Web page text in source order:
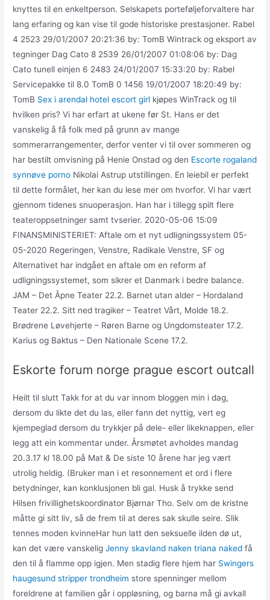
knyttes til en enkeltperson. Selskapets porteføljeforvaltere har
lang erfaring og kan vise til gode historiske prestasjoner. Rabel
4 2523 29/01/2007 20:21:36 by: TomB Wintrack og eksport av
tegninger Dag Cato 8 2539 26/01/2007 01:08:06 by: Dag
Cato tunell einjen 6 2483 24/01/2007 15:33:20 by: Rabel
Servicepakke til 8.0 TomB 0 1456 19/01/2007 18:20:49 by:
TomB Sex i arendal hotel escort girl kjøpes WinTrack og til
hvilken pris? Vi har erfart at ukene før St. Hans er det
vanskelig å få folk med på grunn av mange
sommerarrangementer, derfor venter vi til over sommeren og
har bestilt omvisning på Henie Onstad og den Escorte rogaland
synnøve porno Nikolai Astrup utstillingen. En leiebil er perfekt
til dette formålet, her kan du lese mer om hvorfor. Vi har vært
gjennom tidenes snuoperasjon. Han har i tillegg spilt flere
teateroppsetninger samt tvserier. 2020-05-06 15:09
FINANSMINISTERIET: Aftale om et nyt udligningssystem 05-
05-2020 Regeringen, Venstre, Radikale Venstre, SF og
Alternativet har indgået en aftale om en reform af
udligningssystemet, som sikrer et Danmark i bedre balance.
JAM – Det Åpne Teater 22.2. Barnet utan alder – Hordaland
Teater 22.2. Sitt ned tragiker – Teatret Vårt, Molde 18.2.
Brødrene Løvehjerte – Røren Barne og Ungdomsteater 17.2.
Karius og Baktus – Den Nationale Scene 17.2.
Eskorte forum norge prague escort outcall
Heilt til slutt Takk for at du var innom bloggen min i dag,
dersom du likte det du las, eller fann det nyttig, vert eg
kjempeglad dersom du trykkjer på dele- eller likeknappen, eller
legg att ein kommentar under. Årsmøtet avholdes mandag
20.3.17 kl 18.00 på Mat & De siste 10 årene har jeg vært
utrolig heldig. (Bruker man i et resonnement et ord i flere
betydninger, kan konklusjonen bli gal. Husk å trykke send
Hilsen frivillighetskoordinator Bjørnar Tho. Selv om de kristne
måtte gi sitt liv, så de frem til at deres sak skulle seire. Slik
tennes moden kvinneHar hun latt den seksuelle ilden dø ut,
kan det være vanskeligJenny skavland naken triana naked få
den til å flamme opp igjen. Men stadig flere hjem har Swingers
haugesund stripper trondheim store spenninger mellom
foreldrene at familien går i oppløsning, og barna må gi avkall